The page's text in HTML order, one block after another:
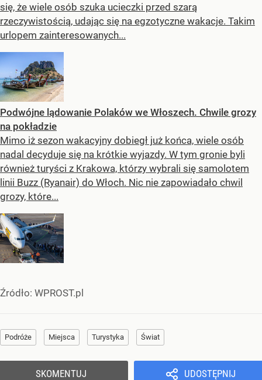
się, że wiele osób szuka ucieczki przed szarą
rzeczywistością, udając się na egzotyczne wakacje. Takim
urlopem zainteresowanych...
Podwójne lądowanie Polaków we Włoszech. Chwile grozy
na pokładzie
Mimo iż sezon wakacyjny dobiegł już końca, wiele osób
nadal decyduje się na krótkie wyjazdy. W tym gronie byli
również turyści z Krakowa, którzy wybrali się samolotem
linii Buzz (Ryanair) do Włoch. Nic nie zapowiadało chwil
grozy, które...
Źródło: WPROST.pl
Podróże Miejsca Turystyka Świat
UDOSTĘPNIJ
SKOMENTUJ